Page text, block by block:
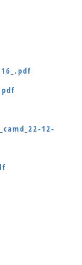
12-